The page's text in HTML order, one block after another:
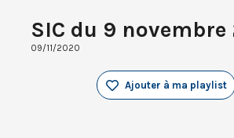
SIC du 9 novembre
09/11/2020
Ajouter à ma playlist